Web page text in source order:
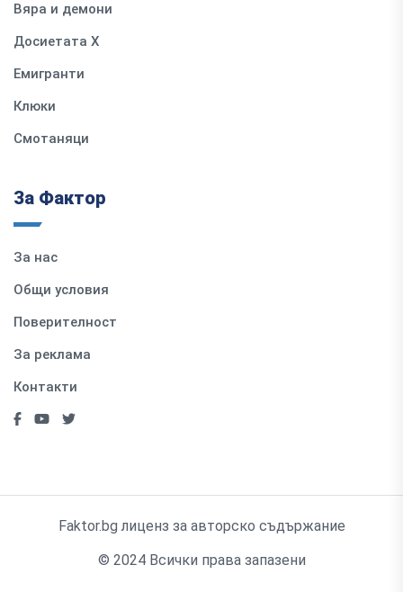
Вяра и демони
Досиетата Х
Емигранти
Клюки
Смотаняци
За Фактор
За нас
Общи условия
Поверителност
За реклама
Контакти
Faktor.bg лиценз за авторско съдържание
© 2024 Всички права запазени